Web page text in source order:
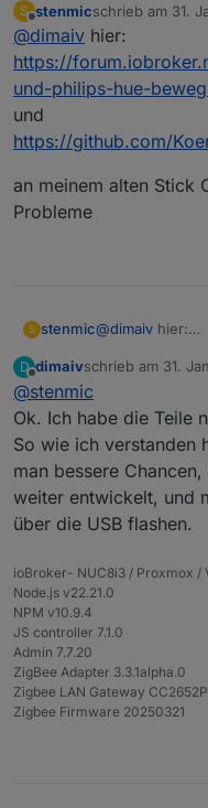
bekannt?
S
Offline
stenmicschrieb am 31.
zuletzt editiert
@dimaiv hier:
https://
und-philips-hue-
und
https://github.com/
an meinem alten Stick
Probleme
S stenmic@dimaiv hier:
cc2538-und-
https://
an meinem
D
Offline
dimaivschrieb am 31.
zuletzt editiert von
@stenmic
Ok. Ich habe die Teile
So wie ich verstanden
man bessere
weiter entwickelt, und
über die USB flashen.
ioBroker- NUC8i3 / Proxmox /
Node.js v22.21.0
NPM v10.9.4
JS controller 7.1.0
Admin 7.7.20
ZigBee Adapter 3.3.1alpha.0
Zigbee LAN Gateway CC2652P
Zigbee Firmware 20250321